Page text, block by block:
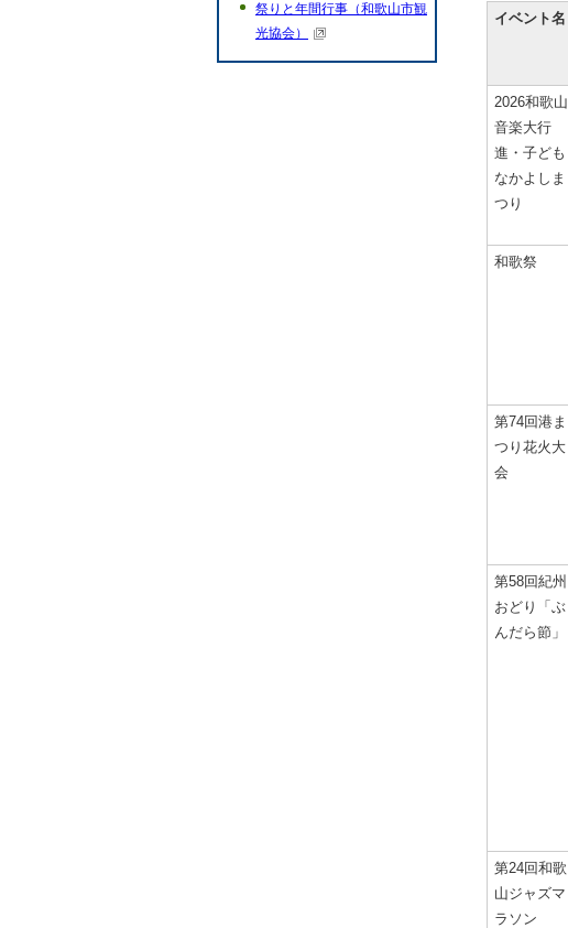
イベント名
2026和歌山
音楽大行
進・子ども
なかよしま
つり
和歌祭
第74回港ま
つり花火大
会
第58回紀州
おどり「ぶ
んだら節」
第24回和歌
山ジャズマ
ラソン
祭りと年間行事（和歌山市観
光協会）